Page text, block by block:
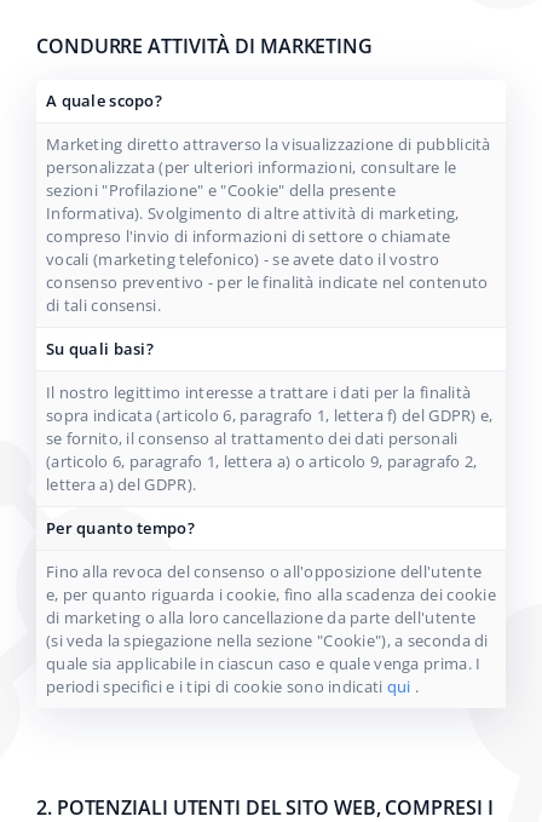
CONDURRE ATTIVITÀ DI MARKETING
A quale scopo?
Marketing diretto attraverso la visualizzazione di pubblicità
personalizzata (per ulteriori informazioni, consultare le
sezioni "Profilazione" e "Cookie" della presente
Informativa). Svolgimento di altre attività di marketing,
compreso l'invio di informazioni di settore o chiamate
vocali (marketing telefonico) - se avete dato il vostro
consenso preventivo - per le finalità indicate nel contenuto
di tali consensi.
Su quali basi?
Il nostro legittimo interesse a trattare i dati per la finalità
sopra indicata (articolo 6, paragrafo 1, lettera f) del GDPR) e,
se fornito, il consenso al trattamento dei dati personali
(articolo 6, paragrafo 1, lettera a) o articolo 9, paragrafo 2,
lettera a) del GDPR).
Per quanto tempo?
Fino alla revoca del consenso o all'opposizione dell'utente
e, per quanto riguarda i cookie, fino alla scadenza dei cookie
di marketing o alla loro cancellazione da parte dell'utente
(si veda la spiegazione nella sezione "Cookie"), a seconda di
quale sia applicabile in ciascun caso e quale venga prima. I
periodi specifici e i tipi di cookie sono indicati qui .
2. POTENZIALI UTENTI DEL SITO WEB, COMPRESI I